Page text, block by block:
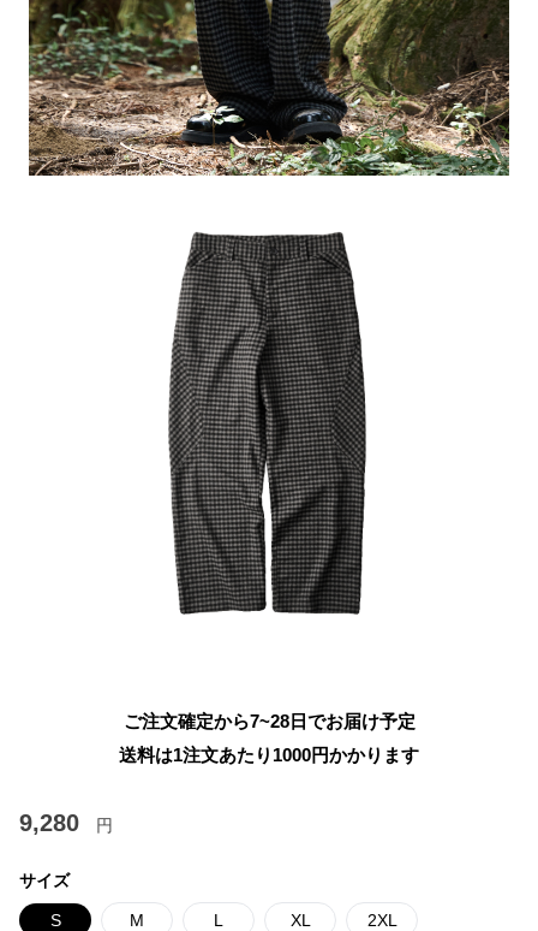
ご注文確定から7~28日でお届け予定
送料は1注文あたり 1000円かかります
9,280 円
サイズ
S M L XL 2XL